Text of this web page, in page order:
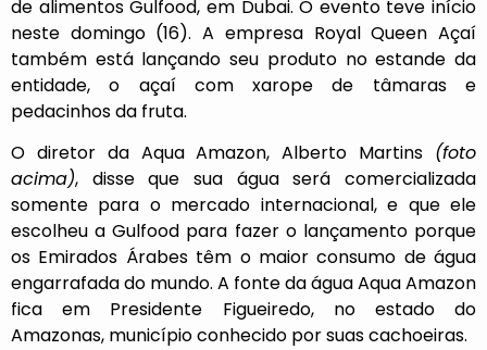
de alimentos Gulfood, em Dubai. O evento teve início
neste domingo (16). A empresa Royal Queen Açaí
também está lançando seu produto no estande da
entidade, o açaí com xarope de tâmaras e
pedacinhos da fruta.
O diretor da Aqua Amazon, Alberto Martins (foto
acima), disse que sua água será comercializada
somente para o mercado internacional, e que ele
escolheu a Gulfood para fazer o lançamento porque
os Emirados Árabes têm o maior consumo de água
engarrafada do mundo. A fonte da água Aqua Amazon
fica em Presidente Figueiredo, no estado do
Amazonas, município conhecido por suas cachoeiras.